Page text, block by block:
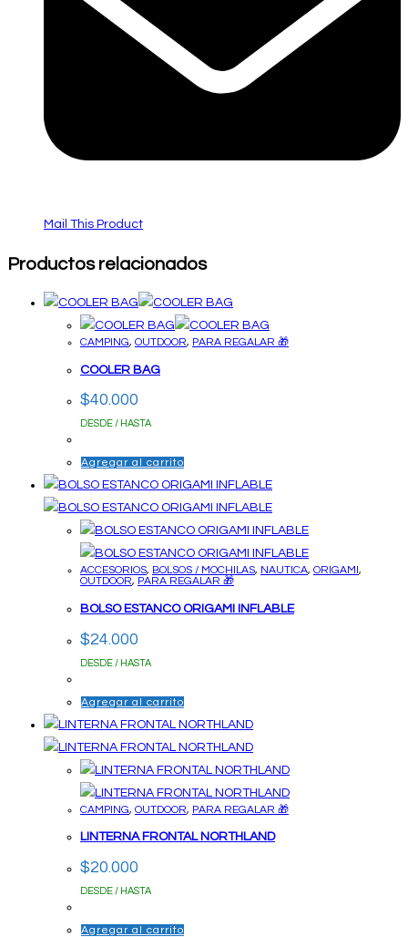
Mail This Product
Productos relacionados
CAMPING, OUTDOOR, PARA REGALAR 🎁
COOLER BAG
$40.000
DESDE / HASTA
Agregar al carrito
ACCESORIOS, BOLSOS / MOCHILAS, NAUTICA, ORIGAMI ,
OUTDOOR, PARA REGALAR 🎁
BOLSO ESTANCO ORIGAMI INFLABLE
$24.000
DESDE / HASTA
Agregar al carrito
CAMPING, OUTDOOR, PARA REGALAR 🎁
LINTERNA FRONTAL NORTHLAND
$20.000
DESDE / HASTA
Agregar al carrito